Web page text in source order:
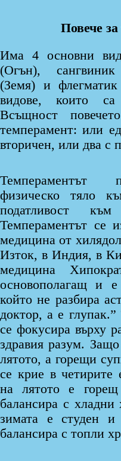
Повече
Има 4 основни
(Огън),
(Земя) и
видове, които
Всъщност
темперамент: или
вторичен, или два с
Темпераментът
физическо тяло
податливост
Темпераментът се
медицина от
Изток, в Индия, в
медицина
основополагащ и
който не разбира
доктор, а е
се фокусира върху
здравия разум. Защо
лятото, а горещи
се крие в четирите
на лятото е
балансира с
зимата е студен
балансира с топли